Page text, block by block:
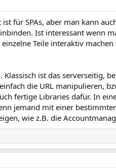
ist für SPAs, aber man kann
Ist interessant wenn
Teile interaktiv
ist das serverseitig,
die URL manipulieren,
fertige Libraries dafür. In
jemand mit einer
wie z.B. die